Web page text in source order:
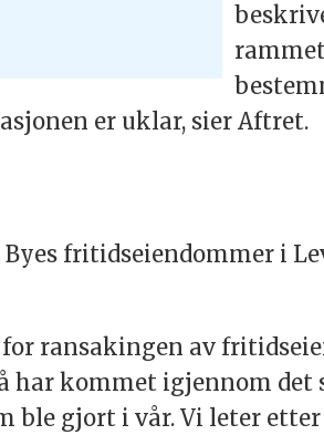
er uklar, sier Aftret.
fritidseiendommer i
ransakingen av
har kommet igjennom det
ble gjort i vår. Vi leter